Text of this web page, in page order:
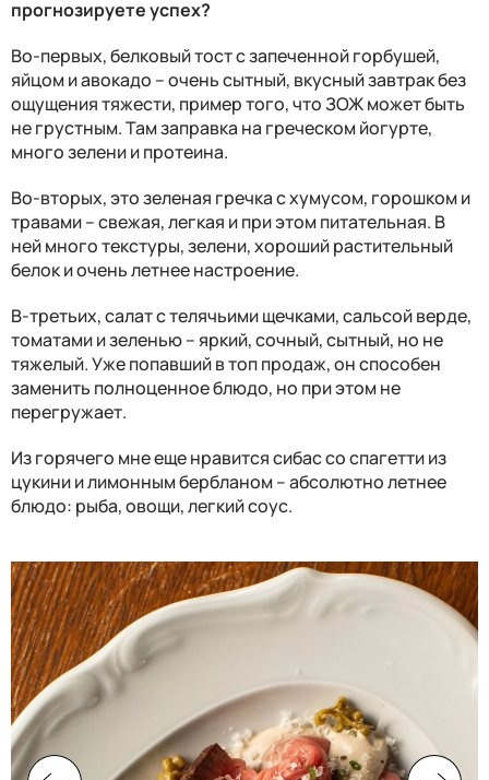
прогнозируете успех?
Во-первых, белковый тост с запеченной горбушей,
яйцом и авокадо – очень сытный, вкусный завтрак без
ощущения тяжести, пример того, что ЗОЖ может быть
не грустным. Там заправка на греческом йогурте,
много зелени и протеина.
Во-вторых, это зеленая гречка с хумусом, горошком и
травами – свежая, легкая и при этом питательная. В
ней много текстуры, зелени, хороший растительный
белок и очень летнее настроение.
В-третьих, салат с телячьими щечками, сальсой верде,
томатами и зеленью – яркий, сочный, сытный, но не
тяжелый. Уже попавший в топ продаж, он способен
заменить полноценное блюдо, но при этом не
перегружает.
Из горячего мне еще нравится сибас со спагетти из
цукини и лимонным бербланом – абсолютно летнее
блюдо: рыба, овощи, легкий соус.